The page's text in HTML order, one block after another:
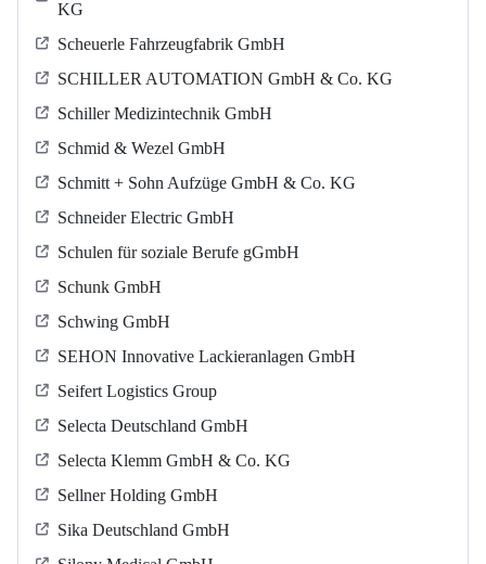
KG
Scheuerle Fahrzeugfabrik GmbH
SCHILLER AUTOMATION GmbH & Co. KG
Schiller Medizintechnik GmbH
Schmid & Wezel GmbH
Schmitt + Sohn Aufzüge GmbH & Co. KG
Schneider Electric GmbH
Schulen für soziale Berufe gGmbH
Schunk GmbH
Schwing GmbH
SEHON Innovative Lackieranlagen GmbH
Seifert Logistics Group
Selecta Deutschland GmbH
Selecta Klemm GmbH & Co. KG
Sellner Holding GmbH
Sika Deutschland GmbH